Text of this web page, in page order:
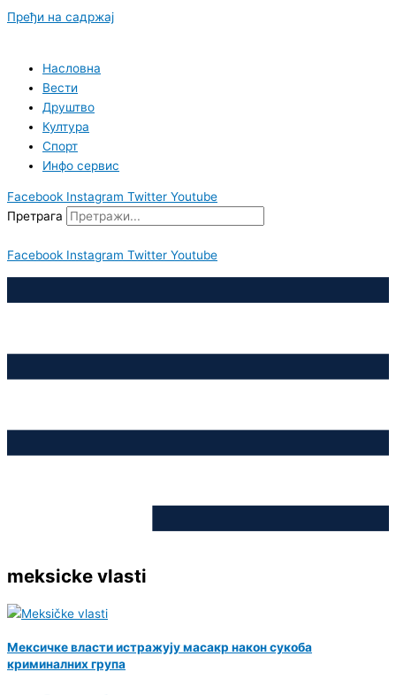
Пређи на садржај
Насловна
Вести
Друштво
Култура
Спорт
Инфо сервис
Facebook Instagram Twitter Youtube
Претрага
Facebook Instagram Twitter Youtube
meksicke vlasti
Мексичке власти истражују масакр након сукоба
криминалних група